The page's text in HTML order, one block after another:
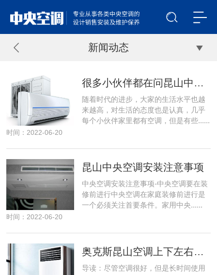
新闻动态
很多小伙伴都在问昆山中央空调系统出现问题该怎么维修，那么今天就给大家带来昆山中央空调的维修的教程，下 家用昆山中央空调系统出现故障该怎么维修
随着时代的进步，大家的生活水平也越
来越高，对生活的态度也是认真，几乎
每个小伙伴家里都有空调，但是有些......
时间：2022-06-20
昆山中央空调安装注意事项
中央空调安装注意事项-中央空调要在装
修前进行中央空调在家庭装修前进行是
一个必须关注首要条件。家用中央......
时间：2022-06-20
奥克斯昆山空调上下左右扫风不动怎么弄
导读：尽管空调很好，但是长时间使用